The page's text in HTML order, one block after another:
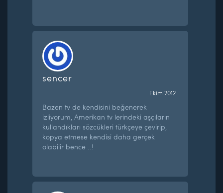
sencer
Ekim 2012
Bazen tv de kendisini beğenerek
izliyorum, Amerikan tv lerindeki aşçıların
kullandıkları sözcükleri türkçeye çevirip,
kopya etmese kendisi daha gerçek
olabilir bence ..!